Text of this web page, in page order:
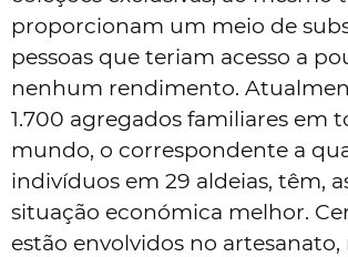
proporcionam um meio de
pessoas que teriam acesso a
nenhum rendimento.
1.700 agregados familiares em
mundo, o correspondente a
indivíduos em 29 aldeias, têm,
situação económica melhor.
estão envolvidos no artesanato,